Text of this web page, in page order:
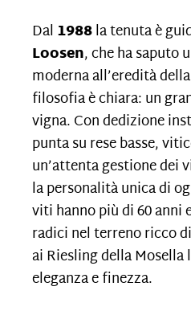
Dal1988la tenuta è
Loosen, che ha saputo
moderna all’eredità
filosofia è chiara: un
vigna. Con dedizione
punta su rese basse,
un’attenta gestione dei
la personalità unica di
viti hanno più di 60 anni
radici nel terreno ricco
ai Riesling della
eleganza e finezza.